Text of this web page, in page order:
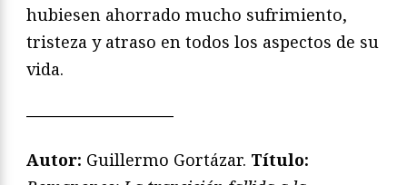
hubiesen ahorrado mucho sufrimiento,
tristeza y atraso en todos los aspectos de su
vida.
—————————
Autor: Guillermo Gortázar. Título: